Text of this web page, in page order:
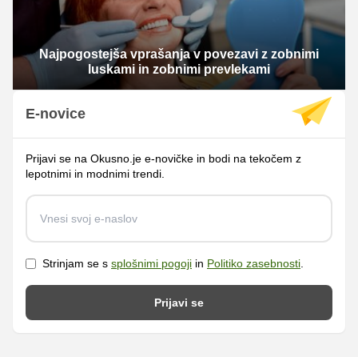
Najpogostejša vprašanja v povezavi z zobnimi
luskami in zobnimi prevlekami
E-novice
Prijavi se na Okusno.je e-novičke in bodi na tekočem z
lepotnimi in modnimi trendi.
Strinjam se s splošnimi pogoji in Politiko zasebnosti.
Prijavi se